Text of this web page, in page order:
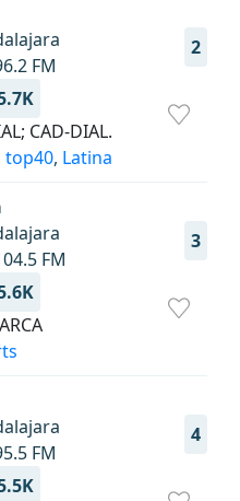
2
FM
CAD-DIAL.
top40, Latina
3
FM
4
FM